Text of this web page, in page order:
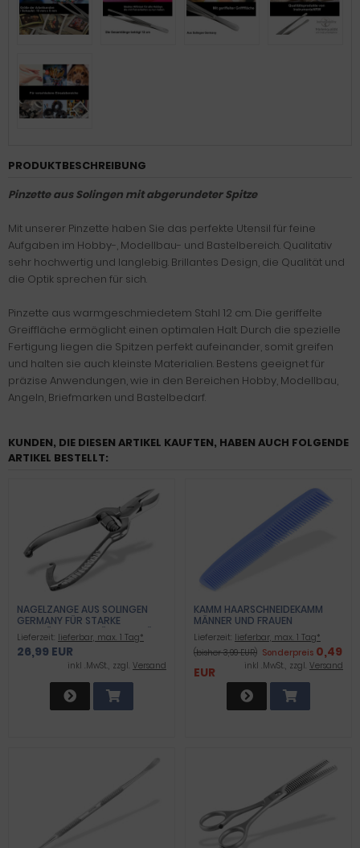
PRODUKTBESCHREIBUNG
Pinzette aus Solingen mit abgerundeter Spitze
Mit unserer Pinzette haben Sie das perfekte Utensil für feine
Aufgaben im Hobby-, Modellbau- und Bastelbereich. Qualitativ
sehr hochwertig und langlebig. Brillantes Design, die Qualität und
die Optik sprechen für sich.
Pinzette aus warmgeschmiedetem Stahl 12 cm. Die geriffelte
Greiffläche ermöglicht einen optimalen Halt. Durch die spezielle
Fertigung liegen die Spitzen perfekt aufeinander, somit greifen
und halten sie auch kleinste Materialien. Bestens geeignet für
präzise Anwendungen, wie in den Bereichen Hobby, Modellbau,
Angeln, Briefmarken und Bastelbedarf.
KUNDEN, DIE DIESEN ARTIKEL KAUFTEN, HABEN AUCH FOLGENDE
ARTIKEL BESTELLT:
NAGELZANGE AUS SOLINGEN
GERMANY FÜR STARKE
FUSSNÄGEL MANIKÜRE PEDIKÜRE N
AGELKNIPSER SOLINGER F
USSNAGELZANGE MIT PU
FFERFEDER 14 CM
Lieferzeit: lieferbar, max. 1 Tag*
26,99 EUR
inkl .MwSt., zzgl. Versand
KAMM HAARSCHNEIDEKAMM
MÄNNER UND FRAUEN
HAARKAMM 12,5 CM
FRISIERKAMM
PROFFESSIONELLER
TASCHENKAMM - BRUCHFEST -
ZUM HAARE SCHNEIDEN - HAIR
Lieferzeit: lieferbar, max. 1 Tag*
(bisher 3,99 EUR) Sonderpreis 0,49
EUR
inkl .MwSt., zzgl. Versand